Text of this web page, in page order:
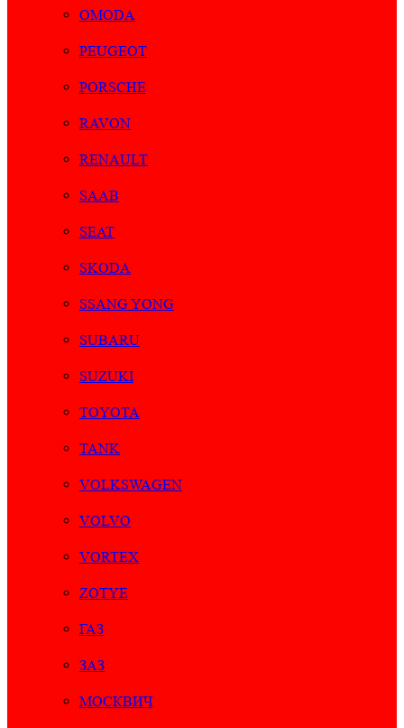
OMODA
PEUGEOT
PORSCHE
RAVON
RENAULT
SAAB
SEAT
SKODA
SSANG YONG
SUBARU
SUZUKI
TOYOTA
TANK
VOLKSWAGEN
VOLVO
VORTEX
ZOTYE
ГАЗ
ЗАЗ
МОСКВИЧ